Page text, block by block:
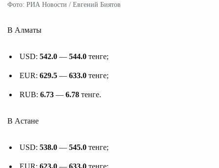
Фото: РИА Новости / Евгений Биятов
В Алматы
USD: 542.0 — 544.0 тенге;
EUR: 629.5 — 633.0 тенге;
RUB: 6.73 — 6.78 тенге.
В Астане
USD: 538.0 — 545.0 тенге;
EUR: 623.0 — 633.0 тенге;